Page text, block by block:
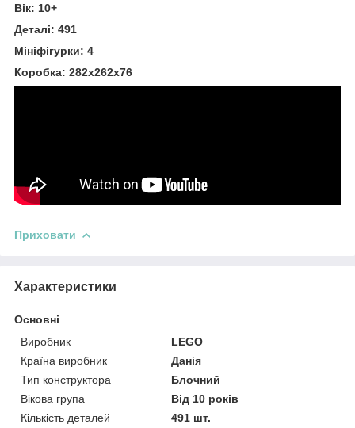
Вік: 10+
Деталі: 491
Мініфігурки: 4
Коробка: 282х262х76
Приховати
Характеристики
Основні
Виробник
LEGO
Країна виробник
Данія
Тип конструктора
Блочний
Вікова група
Від 10 років
Кількість деталей
491 шт.